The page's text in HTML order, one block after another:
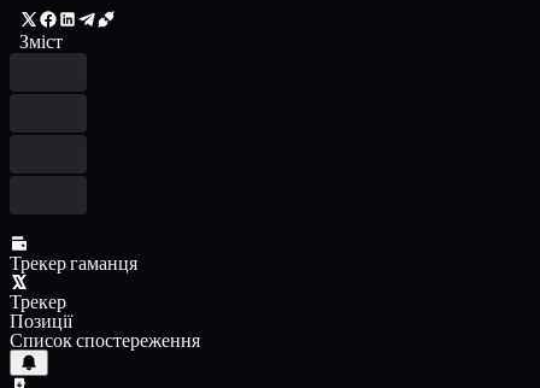
Зміст
Трекер гаманця
Трекер
Позиції
Список спостереження